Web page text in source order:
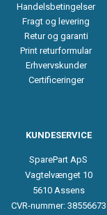
Handelsbetingelser
Fragt og levering
Retur og garanti
Print returformular
Erhvervskunder
Certificeringer
KUNDESERVICE
SparePart ApS
Vagtelvænget 10
5610 Assens
CVR-nummer: 38556673